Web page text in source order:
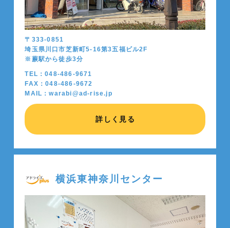
〒333-0851
埼玉県川口市芝新町5-16第3五福ビル2F
※蕨駅から徒歩3分
TEL：048-486-9671
FAX：048-486-9672
MAIL：warabi@ad-rise.jp
詳しく見る
横浜東神奈川センター